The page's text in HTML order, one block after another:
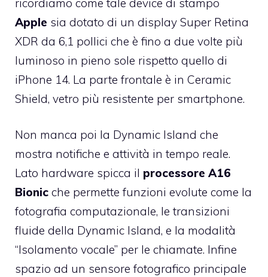
Apple sia dotato di un display Super Retina
XDR da 6,1 pollici che è fino a due volte più
luminoso in pieno sole rispetto quello di
iPhone 14. La parte frontale è in Ceramic
Shield, vetro più resistente per smartphone.
Non manca poi la Dynamic Island che
mostra notifiche e attività in tempo reale.
Lato hardware spicca il processore A16
Bionic che permette funzioni evolute come la
fotografia computazionale, le transizioni
fluide della Dynamic Island, e la modalità
“Isolamento vocale” per le chiamate. Infine
spazio ad un sensore fotografico principale